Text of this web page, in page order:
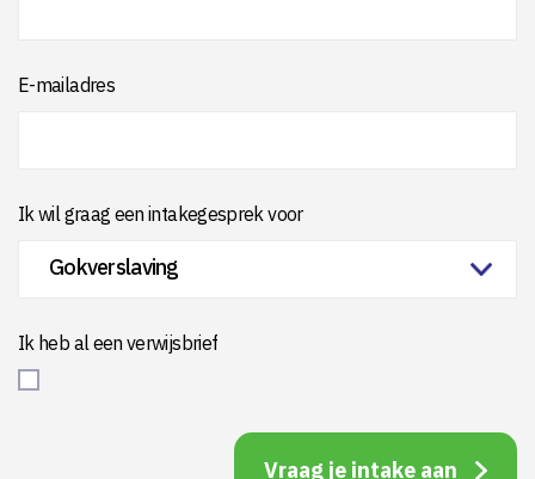
E-mailadres
Ik wil graag een intakegesprek voor
Ik heb al een verwijsbrief